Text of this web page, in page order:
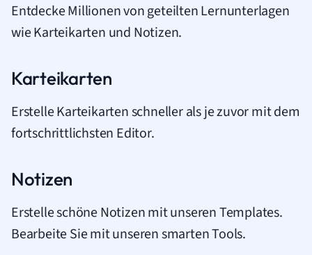
Entdecke Millionen von geteilten Lernunterlagen
wie Karteikarten und Notizen.
Karteikarten
Erstelle Karteikarten schneller als je zuvor mit dem
fortschrittlichsten Editor.
Notizen
Erstelle schöne Notizen mit unseren Templates.
Bearbeite Sie mit unseren smarten Tools.